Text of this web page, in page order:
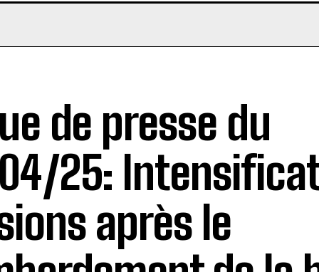
de presse du
25:
après le